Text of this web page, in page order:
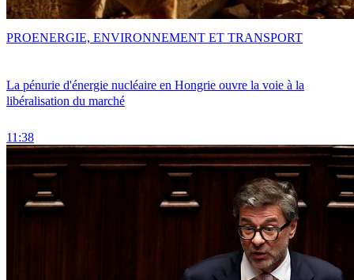
La pénurie d'énergie nucléaire en Hongrie ouvre la voie à la
libéralisation du marché
11:38
PROENERGIE, ENVIRONNEMENT ET TRANSPORT